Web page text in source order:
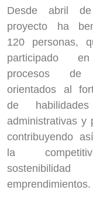
Desde abril
proyecto ha
120 personas,
participado
procesos de
orientados al
de
administrativas y
contribuyendo
la
emprendimientos.